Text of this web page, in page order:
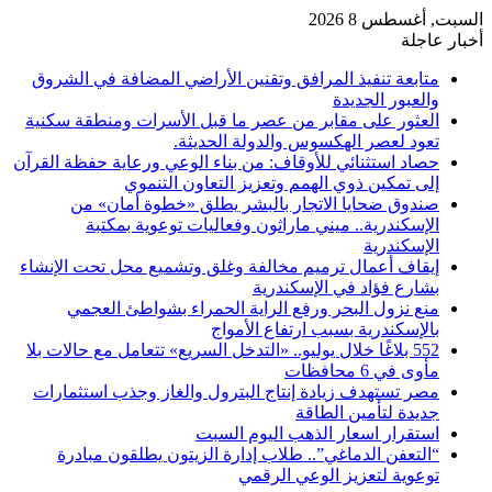
السبت, أغسطس 8 2026
أخبار عاجلة
متابعة تنفيذ المرافق وتقنين الأراضي المضافة في الشروق
والعبور الجديدة
العثور على مقابر من عصر ما قبل الأسرات ومنطقة سكنية
تعود لعصر الهكسوس والدولة الحديثة.
حصاد استثنائي للأوقاف: من بناء الوعي ورعاية حفظة القرآن
إلى تمكين ذوي الهمم وتعزيز التعاون التنموي
صندوق ضحايا الاتجار بالبشر يطلق «خطوة أمان» من
الإسكندرية.. ميني ماراثون وفعاليات توعوية بمكتبة
الإسكندرية
إيقاف أعمال ترميم مخالفة وغلق وتشميع محل تحت الإنشاء
بشارع فؤاد في الإسكندرية
منع نزول البحر ورفع الراية الحمراء بشواطئ العجمي
بالإسكندرية بسبب ارتفاع الأمواج
552 بلاغًا خلال يوليو.. «التدخل السريع» تتعامل مع حالات بلا
مأوى في 6 محافظات
مصر تستهدف زيادة إنتاج البترول والغاز وجذب استثمارات
جديدة لتأمين الطاقة
استقرار اسعار الذهب اليوم السبت
“التعفن الدماغي”.. طلاب إدارة الزيتون يطلقون مبادرة
توعوية لتعزيز الوعي الرقمي